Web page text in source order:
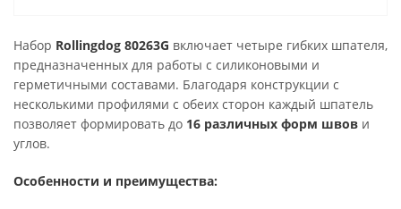
Набор Rollingdog 80263G включает четыре гибких шпателя,
предназначенных для работы с силиконовыми и
герметичными составами. Благодаря конструкции с
несколькими профилями с обеих сторон каждый шпатель
позволяет формировать до 16 различных форм швов и
углов.
Особенности и преимущества: